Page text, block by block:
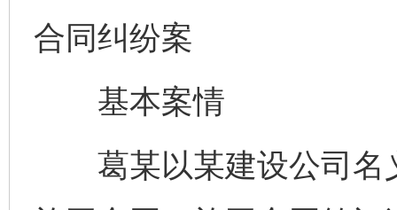
合同纠纷案
基本案情
葛某以某建设公司名